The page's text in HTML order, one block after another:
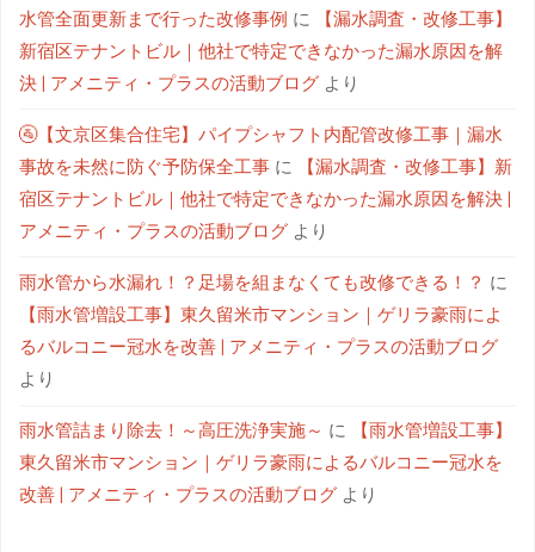
水管全面更新まで行った改修事例 に
【漏水調査・改修工事】
新宿区テナントビル｜他社で特定できなかった漏水原因を解
決 | アメニティ・プラスの活動ブログ より
🚰【文京区集合住宅】パイプシャフト内配管改修工事｜漏水
事故を未然に防ぐ予防保全工事 に
【漏水調査・改修工事】新
宿区テナントビル｜他社で特定できなかった漏水原因を解決 |
アメニティ・プラスの活動ブログ より
雨水管から水漏れ！？足場を組まなくても改修できる！？ に
【雨水管増設工事】東久留米市マンション｜ゲリラ豪雨によ
るバルコニー冠水を改善 | アメニティ・プラスの活動ブログ
より
雨水管詰まり除去！～高圧洗浄実施～ に
【雨水管増設工事】
東久留米市マンション｜ゲリラ豪雨によるバルコニー冠水を
改善 | アメニティ・プラスの活動ブログ より